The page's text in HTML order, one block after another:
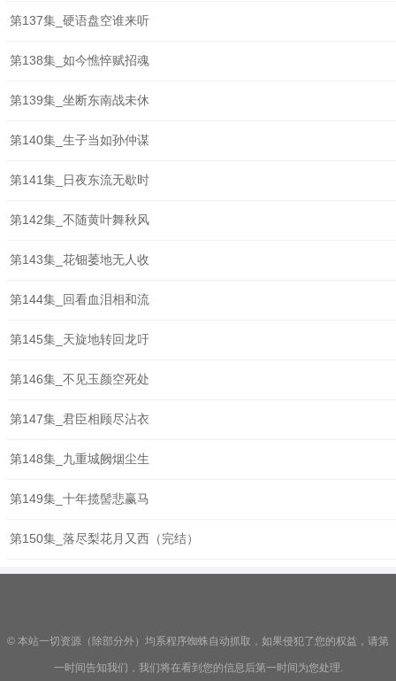
第137集_硬语盘空谁来听
第138集_如今憔悴赋招魂
第139集_坐断东南战未休
第140集_生子当如孙仲谋
第141集_日夜东流无歇时
第142集_不随黄叶舞秋风
第143集_花钿萎地无人收
第144集_回看血泪相和流
第145集_天旋地转回龙吁
第146集_不见玉颜空死处
第147集_君臣相顾尽沾衣
第148集_九重城阙烟尘生
第149集_十年揽髻悲赢马
第150集_落尽梨花月又西（完结）
© 本站一切资源（除部分外）均系程序蜘蛛自动抓取，如果侵犯了您的权益，请第
一时间告知我们，我们将在看到您的信息后第一时间为您处理.